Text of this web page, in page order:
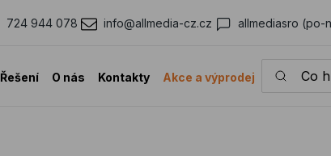
724 944 078 info@allmedia-cz.cz allmediasro (po-
Řešení O nás Kontakty Akce a výprodej
Co